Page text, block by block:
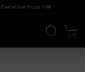
Bestellwert von 49€